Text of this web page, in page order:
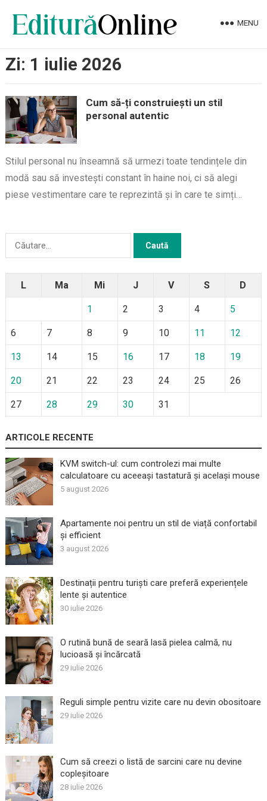
MENU
Zi: 1 iulie 2026
Cum să-ți construiești un stil
personal autentic
Stilul personal nu înseamnă să urmezi toate tendințele din
modă sau să investești constant în haine noi, ci să alegi
piese vestimentare care te reprezintă și în care te simți…
Caută
L Ma Mi J V S D
1 2 3 4 5
6 7 8 9 10 11 12
13 14 15 16 17 18 19
20 21 22 23 24 25 26
27 28 29 30 31
ARTICOLE RECENTE
KVM switch-ul: cum controlezi mai multe
calculatoare cu aceeași tastatură și același mouse
5 august 2026
Apartamente noi pentru un stil de viață confortabil
și efficient
3 august 2026
Destinații pentru turiști care preferă experiențele
lente și autentice
30 iulie 2026
O rutină bună de seară lasă pielea calmă, nu
lucioasă și încărcată
29 iulie 2026
Reguli simple pentru vizite care nu devin obositoare
29 iulie 2026
Cum să creezi o listă de sarcini care nu devine
copleșitoare
28 iulie 2026